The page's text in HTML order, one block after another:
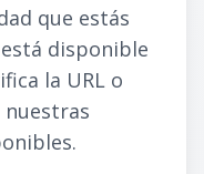
que estás
disponible
la URL o
nuestras